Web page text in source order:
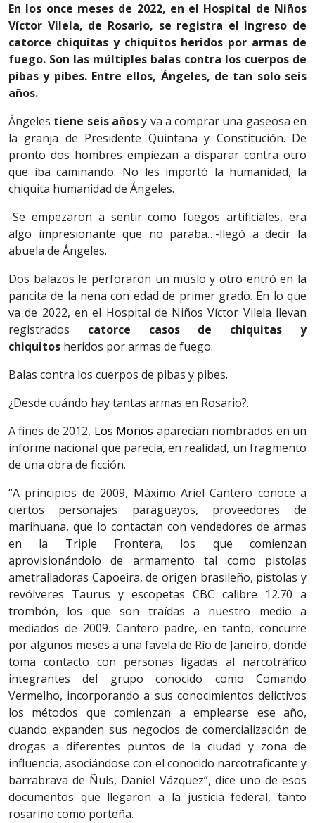
En los once meses de 2022, en el Hospital de Niños
Víctor Vilela, de Rosario, se registra el ingreso de
catorce chiquitas y chiquitos heridos por armas de
fuego. Son las múltiples balas contra los cuerpos de
pibas y pibes. Entre ellos, Ángeles, de tan solo seis
años.
Ángeles tiene seis añosy va a comprar una gaseosa en
la granja de Presidente Quintana y Constitución. De
pronto dos hombres empiezan a disparar contra otro
que iba caminando. No les importó la humanidad, la
chiquita humanidad de Ángeles.
-Se empezaron a sentir como fuegos artificiales, era
algo impresionante que no paraba…-llegó a decir la
abuela de Ángeles.
Dos balazos le perforaron un muslo y otro entró en la
pancita de la nena con edad de primer grado. En lo que
va de 2022, en el Hospital de Niños Víctor Vilela llevan
registrados catorce casos de chiquitas y
chiquitos heridos por armas de fuego.
Balas contra los cuerpos de pibas y pibes.
¿Desde cuándo hay tantas armas en Rosario?.
A fines de 2012, Los Monos aparecían nombrados en un
informe nacional que parecía, en realidad, un fragmento
de una obra de ficción.
“A principios de 2009, Máximo Ariel Cantero conoce a
ciertos personajes paraguayos, proveedores de
marihuana, que lo contactan con vendedores de armas
en la Triple Frontera, los que comienzan
aprovisionándolo de armamento tal como pistolas
ametralladoras Capoeira, de origen brasileño, pistolas y
revólveres Taurus y escopetas CBC calibre 12.70 a
trombón, los que son traídas a nuestro medio a
mediados de 2009. Cantero padre, en tanto, concurre
por algunos meses a una favela de Río de Janeiro, donde
toma contacto con personas ligadas al narcotráfico
integrantes del grupo conocido como Comando
Vermelho, incorporando a sus conocimientos delictivos
los métodos que comienzan a emplearse ese año,
cuando expanden sus negocios de comercialización de
drogas a diferentes puntos de la ciudad y zona de
influencia, asociándose con el conocido narcotraficante y
barrabrava de Ñuls, Daniel Vázquez”, dice uno de esos
documentos que llegaron a la justicia federal, tanto
rosarino como porteña.